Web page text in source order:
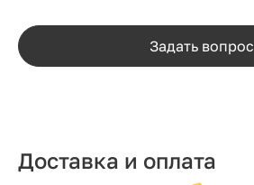
Задать вопрос
Доставка и оплата